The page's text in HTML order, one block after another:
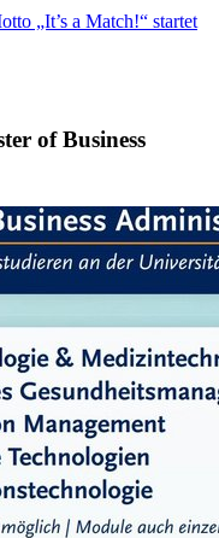
„It’s a Match!“ startet
of Business